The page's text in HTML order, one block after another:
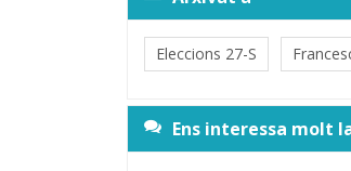
Eleccions 27-S
Ens interessa molt